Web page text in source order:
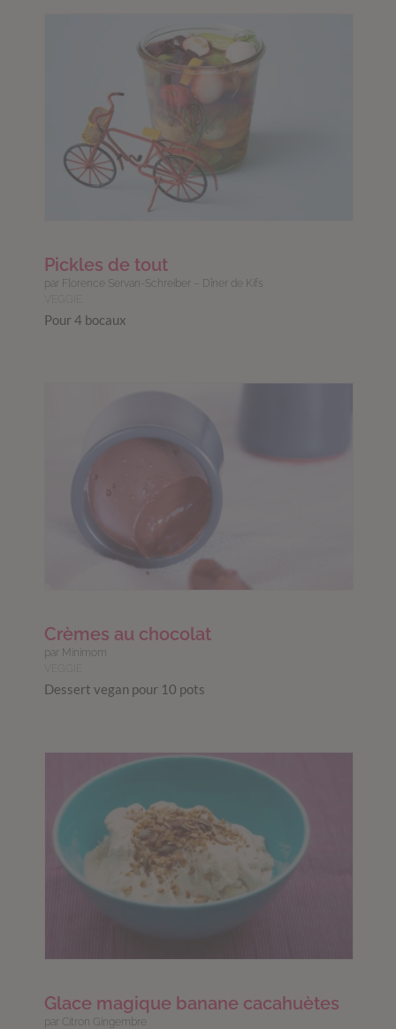
Pickles de tout
par Florence Servan-Schreiber – Dîner de Kifs
Pour 4 bocaux
Crèmes au chocolat
par Minimom
Dessert vegan pour 10 pots
Glace magique banane cacahuètes
par Citron Gingembre